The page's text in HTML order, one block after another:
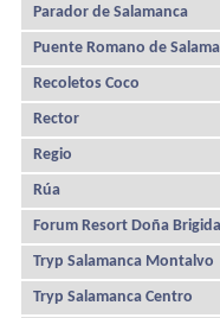
Parador de Salamanca
Puente Romano de
Recoletos Coco
Rector
Regio
Rúa
Forum Resort Doña Brigida
Tryp Salamanca Montalvo
Tryp Salamanca Centro